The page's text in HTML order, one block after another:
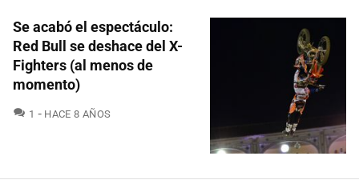
Se acabó el espectáculo:
Red Bull se deshace del X-
Fighters (al menos de
momento)
1 COMENTARIOS
HACE 8 AÑOS